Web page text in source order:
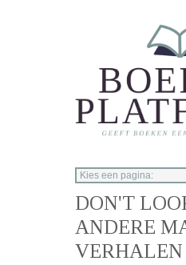
DON'T
ANDERE
VERHALEN